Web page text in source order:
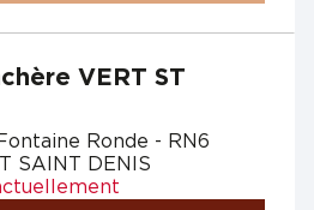
VERT ST
Ronde - RN6
SAINT DENIS